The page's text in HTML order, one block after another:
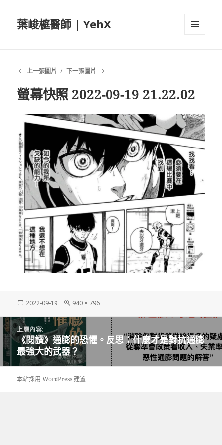
葉峻榳醫師 | YehX
上一張圖片 下一張圖片
螢幕快照 2022-09-19 21.22.02
發
期:
2022-09-19
完
尺
寸
940 × 796
文
章
導
覽
上層內容:
《閱讀》通膨的恐懼。反思：什麼才是對抗通膨
最強大的武器？
本站採用 WordPress 建置